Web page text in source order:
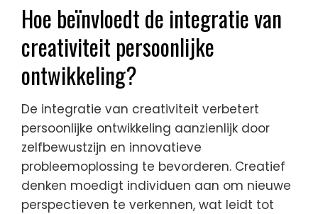
Hoe beïnvloedt de integratie van
creativiteit persoonlijke
ontwikkeling?
De integratie van creativiteit verbetert
persoonlijke ontwikkeling aanzienlijk door
zelfbewustzijn en innovatieve
probleemoplossing te bevorderen. Creatief
denken moedigt individuen aan om nieuwe
perspectieven te verkennen, wat leidt tot